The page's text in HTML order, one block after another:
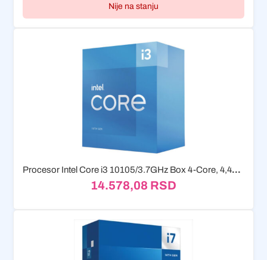
Nije na stanju
Procesor Intel Core i3 10105/3.7GHz Box 4-Core, 4,4GHz
14.578,08 RSD